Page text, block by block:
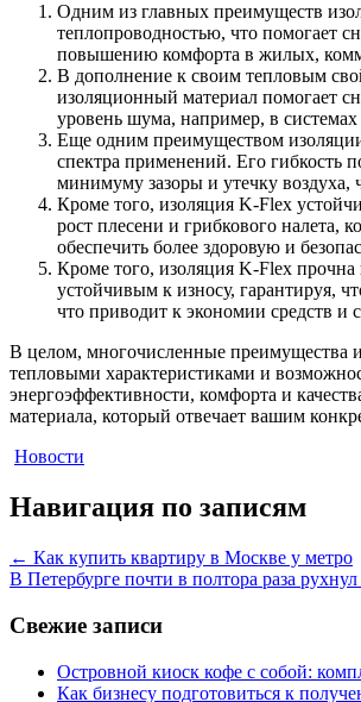
Одним из главных преимуществ
теплопроводностью, что помогает
повышению комфорта в жилых,
В дополнение к своим тепловым
изоляционный материал помогает
уровень шума, например, в
Еще одним преимуществом изоляции
спектра применений. Его гибкость
минимуму зазоры и утечку
Кроме того, изоляция K-Flex
рост плесени и грибкового налета,
обеспечить более здоровую и
Кроме того, изоляция K-Flex
устойчивым к износу, гарантируя,
что приводит к экономии средств
В целом, многочисленные преимущества
тепловыми характеристиками и
энергоэффективности, комфорта и
материала, который отвечает вашим
Новости
Навигация по записям
← Как купить квартиру в Москве у метро
В Петербурге почти в полтора раза
Свежие записи
Островной киоск кофе с собой:
Как бизнесу подготовиться к